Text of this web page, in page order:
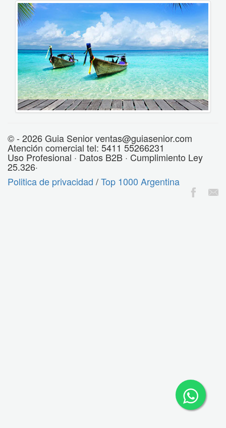
© - 2026 Guia Senior ventas@guiasenior.com
Atención comercial tel: 5411 55266231
Uso Profesional · Datos B2B · Cumplimiento Ley
25.326·
Politica de privacidad /Top 1000 Argentina